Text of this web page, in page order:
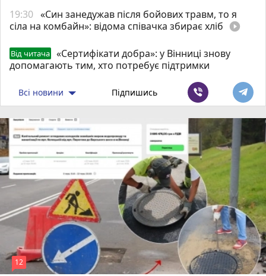
19:30 «Син занедужав після бойових травм, то я
сіла на комбайн»: відома співачка збирає хліб play_circle_filled
Від читача
«Сертифікати добра»: у Вінниці знову
допомагають тим, хто потребує підтримки
Всі новини Підпишись
12